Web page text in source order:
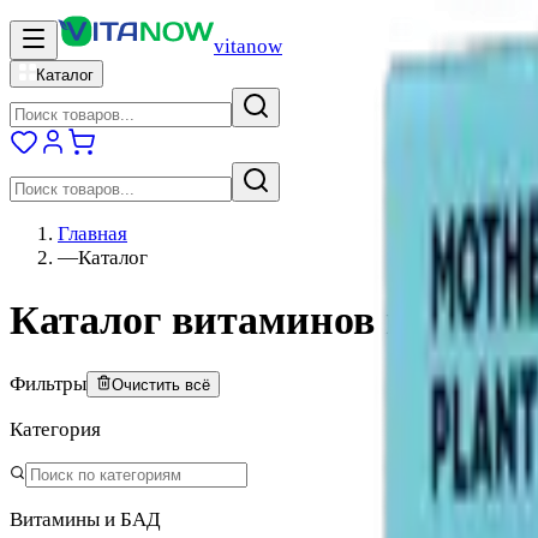
vitanow
Каталог
Главная
—Каталог
Каталог витаминов и
Фильтры Очистить всё
Категория
Витамины и БАД